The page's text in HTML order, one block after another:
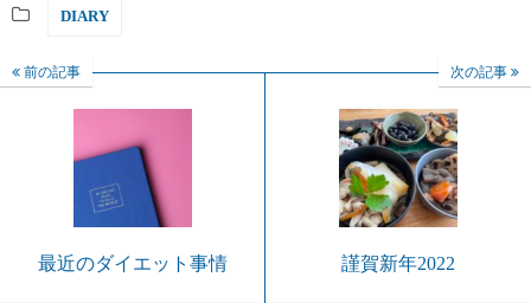
DIARY
前の記事
最近のダイエット事情
次の記事
謹賀新年2022